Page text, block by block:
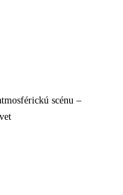
scénu –